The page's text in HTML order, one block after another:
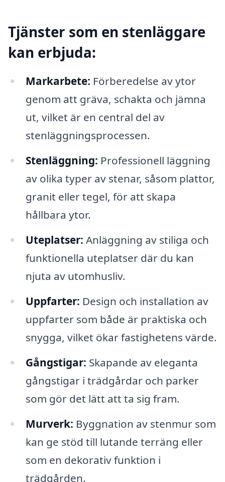
Tjänster som en stenläggare
kan erbjuda:
Markarbete: Förberedelse av ytor
genom att gräva, schakta och jämna
ut, vilket är en central del av
stenläggningsprocessen.
Stenläggning: Professionell läggning
av olika typer av stenar, såsom plattor,
granit eller tegel, för att skapa
hållbara ytor.
Uteplatser: Anläggning av stiliga och
funktionella uteplatser där du kan
njuta av utomhusliv.
Uppfarter: Design och installation av
uppfarter som både är praktiska och
snygga, vilket ökar fastighetens värde.
Gångstigar: Skapande av eleganta
gångstigar i trädgårdar och parker
som gör det lätt att ta sig fram.
Murverk: Byggnation av stenmur som
kan ge stöd till lutande terräng eller
som en dekorativ funktion i
trädgården.